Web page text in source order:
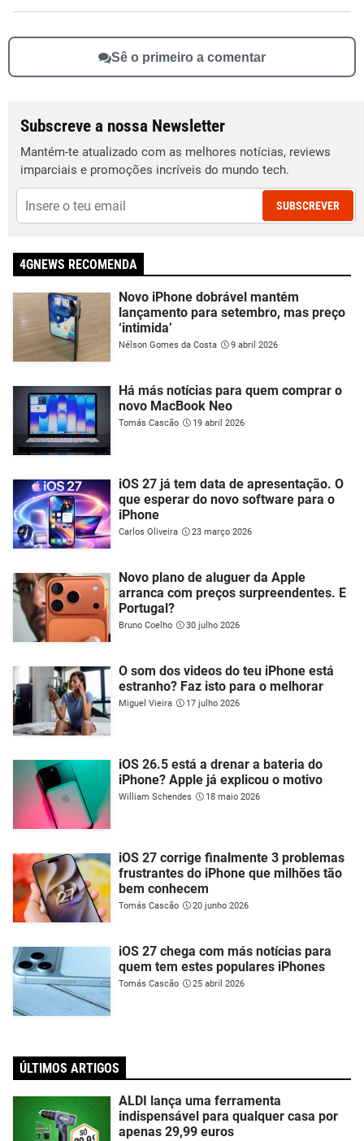
Sê o primeiro a comentar
Subscreve a nossa Newsletter
Mantém-te atualizado com as melhores notícias, reviews
imparciais e promoções incríveis do mundo tech.
SUBSCREVER
4GNEWS RECOMENDA
Novo iPhone dobrável mantém
lançamento para setembro, mas preço
‘intimida’
Nélson Gomes da Costa 9 abril 2026
Há más notícias para quem comprar o
novo MacBook Neo
Tomás Cascão 19 abril 2026
iOS 27 já tem data de apresentação. O
que esperar do novo software para o
iPhone
Carlos Oliveira 23 março 2026
Novo plano de aluguer da Apple
arranca com preços surpreendentes. E
Portugal?
Bruno Coelho 30 julho 2026
O som dos videos do teu iPhone está
estranho? Faz isto para o melhorar
Miguel Vieira 17 julho 2026
iOS 26.5 está a drenar a bateria do
iPhone? Apple já explicou o motivo
William Schendes 18 maio 2026
iOS 27 corrige finalmente 3 problemas
frustrantes do iPhone que milhões tão
bem conhecem
Tomás Cascão 20 junho 2026
iOS 27 chega com más notícias para
quem tem estes populares iPhones
Tomás Cascão 25 abril 2026
ÚLTIMOS ARTIGOS
ALDI lança uma ferramenta
indispensável para qualquer casa por
apenas 29,99 euros